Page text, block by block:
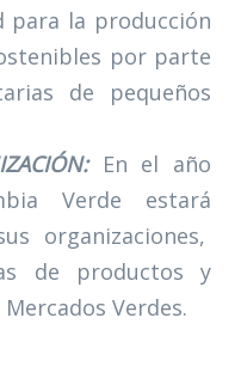
para la producción
por parte
de pequeños
En el año
Verde estará
organizaciones,
de productos y
Verdes.